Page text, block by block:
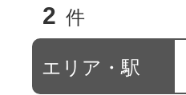
2 件
エリア・駅